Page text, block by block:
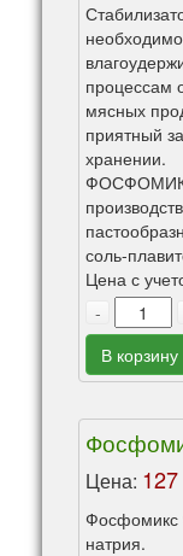
процессам
мясных
приятный
хранении.
ФОСФОМИКС
соль-
Цена с
-
В корзину
Цена:
Фосфомикс
натрия.